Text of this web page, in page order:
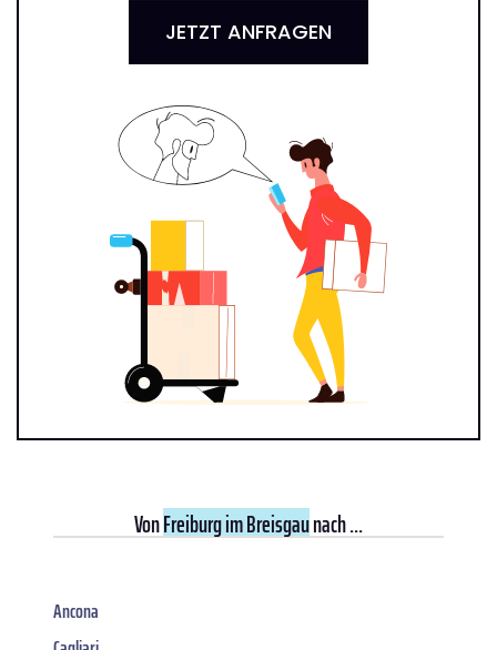
JETZT ANFRAGEN
VonFreiburg im Breisgaunach ...
Ancona